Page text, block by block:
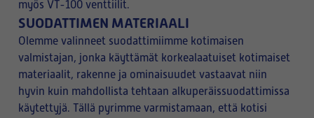
myös VT-100 venttiilit.
SUODATTIMEN MATERIAALI
Olemme valinneet suodattimiimme kotimaisen
valmistajan, jonka käyttämät korkealaatuiset kotimaiset
materiaalit, rakenne ja ominaisuudet vastaavat niin
hyvin kuin mahdollista tehtaan alkuperäissuodattimissa
käytettyjä. Tällä pyrimme varmistamaan, että kotisi